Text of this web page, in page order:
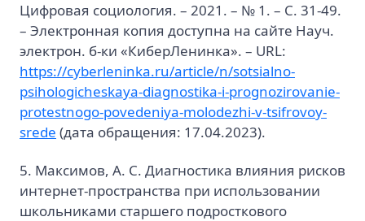
Цифровая социология. – 2021. – № 1. – С. 31-49.
– Электронная копия доступна на сайте Науч.
электрон. б-ки «КиберЛенинка». – URL:
https://cyberleninka.ru/article/n/sotsialno-
psihologicheskaya-diagnostika-i-prognozirovanie-
protestnogo-povedeniya-molodezhi-v-tsifrovoy-
srede (дата обращения: 17.04.2023).
5. Максимов, А. С. Диагностика влияния рисков
интернет-пространства при использовании
школьниками старшего подросткового